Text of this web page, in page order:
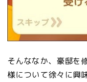
そんななか、豪邸を
様について徐々に興